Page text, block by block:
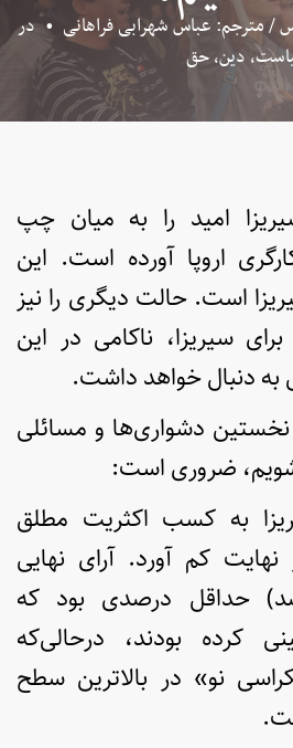
/ مترجم: عباس شهرابی فراهانی • در
دین، حق
امید را به میان چپ
اروپا آورده است. این
است. حالت دیگری را نیز
سیریزا، ناکامی در این
به دنبال خواهد داشت.
نخستین دشواری‌ها و مسائلی
ضروری است:
به کسب اکثریت مطلق
کم آورد. آرای نهایی
(۳۶.۳ درصد) حداقل درصدی بود که
کرده بودند، درحالی‌که
نو» در بالاترین سطح